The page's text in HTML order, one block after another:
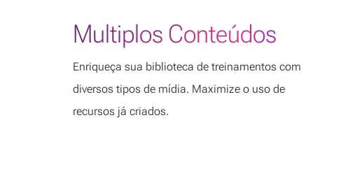
Multiplos Conteúdos
Enriqueça sua biblioteca de treinamentos com
diversos tipos de mídia. Maximize o uso de
recursos já criados.